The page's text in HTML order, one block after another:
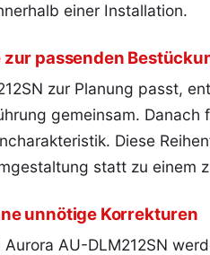
einer Installation.
zur passenden
zur Planung passt,
gemeinsam.
Diese
statt zu einem
unnötige Korrekturen
AU-DLM212SN